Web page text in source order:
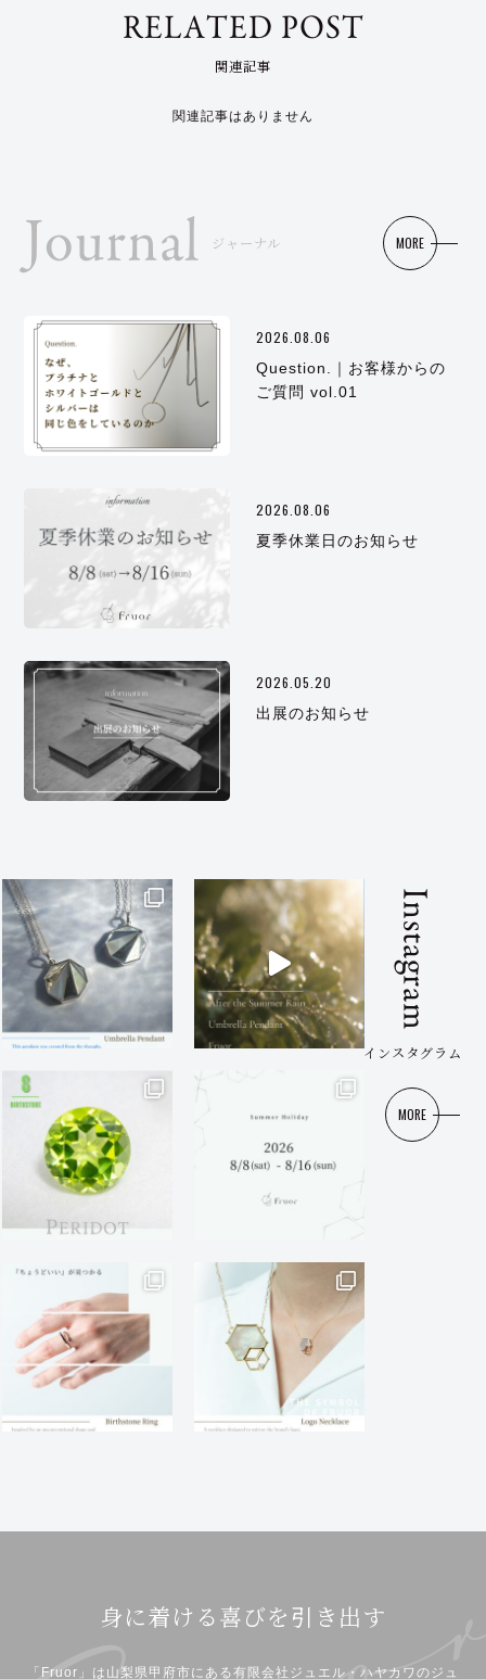
RELATED POST
関連記事
関連記事はありません
Journal ジャーナル
2026.08.06
Question.｜お客様からの
ご質問 vol.01
2026.08.06
夏季休業日のお知らせ
2026.05.20
出展のお知らせ
MORE
Instagram
インスタグラム
MORE
身に着ける喜びを引き出す
「Fruor」は山梨県甲府市にある有限会社ジュエル・ハヤカワのジュ